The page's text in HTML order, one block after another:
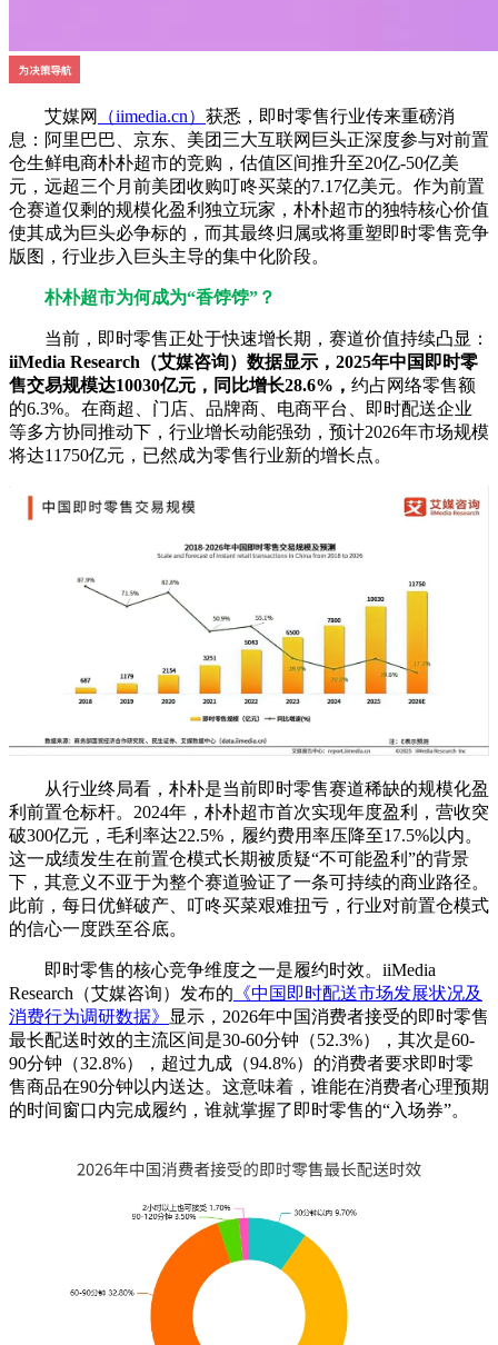
艾媒网 （iimedia.cn） 获悉，即时零售行业传来重磅消
息：阿里巴巴、京东、美团三大互联网巨头正深度参与对前置
仓生鲜电商朴朴超市的竞购，估值区间推升至20亿-50亿美
元，远超三个月前美团收购叮咚买菜的7.17亿美元。作为前置
仓赛道仅剩的规模化盈利独立玩家，朴朴超市的独特核心价值
使其成为巨头必争标的，而其最终归属或将重塑即时零售竞争
版图，行业步入巨头主导的集中化阶段。
朴朴超市为何成为“香饽饽”？
当前，即时零售正处于快速增长期，赛道价值持续凸显：
iiMedia Research（艾媒咨询）数据显示，2025年中国即时零
售交易规模达10030亿元，同比增长28.6%， 约占网络零售额
的6.3%。在商超、门店、品牌商、电商平台、即时配送企业
等多方协同推动下，行业增长动能强劲，预计2026年市场规模
将达11750亿元，已然成为零售行业新的增长点。
从行业终局看，朴朴是当前即时零售赛道稀缺的规模化盈
利前置仓标杆。2024年，朴朴超市首次实现年度盈利，营收突
破300亿元，毛利率达22.5%，履约费用率压降至17.5%以内。
这一成绩发生在前置仓模式长期被质疑“不可能盈利”的背景
下，其意义不亚于为整个赛道验证了一条可持续的商业路径。
此前，每日优鲜破产、叮咚买菜艰难扭亏，行业对前置仓模式
的信心一度跌至谷底。
即时零售的核心竞争维度之一是履约时效。iiMedia
Research（艾媒咨询）发布的 《中国即时配送市场发展状况及
消费行为调研数据》
显示，2026年中国消费者接受的即时零售
最长配送时效的主流区间是30-60分钟（52.3%），其次是60-
90分钟（32.8%），超过九成（94.8%）的消费者要求即时零
售商品在90分钟以内送达。这意味着，谁能在消费者心理预期
的时间窗口内完成履约，谁就掌握了即时零售的“入场券”。